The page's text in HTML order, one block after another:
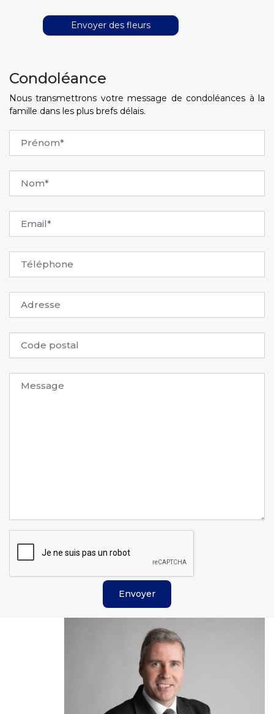
Envoyer des fleurs
Condoléance
Nous transmettrons votre message de condoléances à la
famille dans les plus brefs délais.